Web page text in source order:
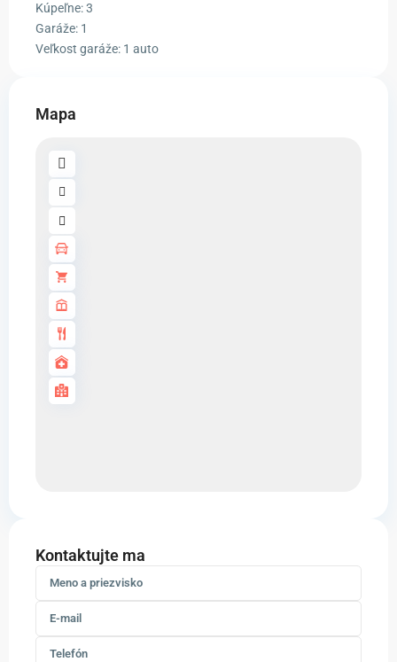
Kúpeľne:3
Garáže: 1
Veľkost garáže: 1 auto
Mapa
Kontaktujte ma